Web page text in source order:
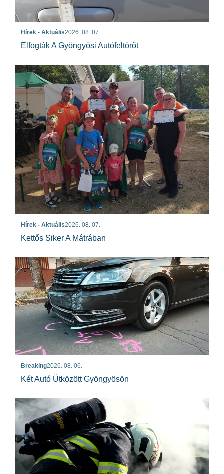
Hírek - Aktuális2026. 08. 07.
Elfogták A Gyöngyösi Autófeltörőt
Hírek - Aktuális2026. 08. 07.
Kettős Siker A Mátrában
Breaking2026. 08. 06.
Két Autó Ütközött Gyöngyösön